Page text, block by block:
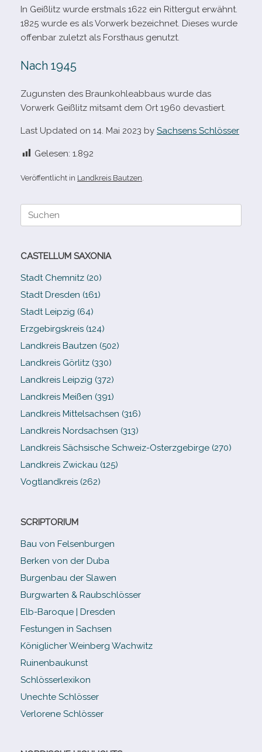
In Geißlitz wurde erst­mals 1622 ein Rittergut erwähnt.
1825 wurde es als Vorwerk bezeich­net. Dieses wurde
offen­bar zuletzt als Forsthaus genutzt.
Nach 1945
Zugunsten des Braunkohleabbaus wurde das
Vorwerk Geißlitz mit­samt dem Ort 1960 devastiert.
Last Updated on 14. Mai 2023 by Sachsens Schlösser
Gelesen: 1.892
Veröffentlicht in Landkreis Bautzen
Suche
CASTELLUM SAXONIA
Stadt Chemnitz (20)
Stadt Dresden (161)
Stadt Leipzig (64)
Erzgebirgskreis (124)
Landkreis Bautzen (502)
Landkreis Görlitz (330)
Landkreis Leipzig (372)
Landkreis Meißen (391)
Landkreis Mittelsachsen (316)
Landkreis Nordsachsen (313)
Landkreis Sächsische Schweiz-​Osterzgebirge (270)
Landkreis Zwickau (125)
Vogtlandkreis (262)
SCRIPTORIUM
Bau von Felsenburgen
Berken von der Duba
Burgenbau der Slawen
Burgwarten & Raubschlösser
Elb-​Baroque | Dresden
Festungen in Sachsen
Königlicher Weinberg Wachwitz
Ruinenbaukunst
Schlösserlexikon
Unechte Schlösser
Verlorene Schlösser